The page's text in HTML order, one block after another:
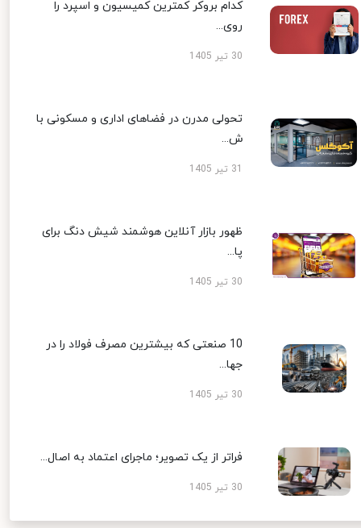
کدام بروکر کمترین کمیسیون و اسپرد را
روی...
30 تیر 1405
تحولی مدرن در فضاهای اداری و مسکونی با
ش...
ظهور بازار آنلاین هوشمند شیش دنگ برای
پا...
30 تیر 1405
10 صنعتی که بیشترین مصرف فولاد را در
جها...
30 تیر 1405
فراتر از یک تصویر؛ ماجرای اعتماد به اصال...
30 تیر 1405